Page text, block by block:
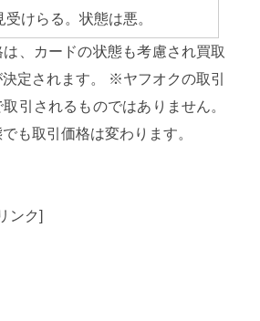
受けらる。状態は悪。
、カードの状態も考慮され買取
定されます。 ※ヤフオクの取引
引されるものではありません。
も取引価格は変わります。
ンク]